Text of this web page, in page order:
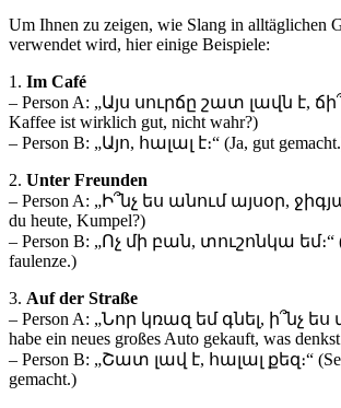
Um Ihnen zu zeigen, wie Slang in alltäglichen
verwendet wird, hier einige Beispiele:
1. Im Café
– Person A: „Այս սուրճը շատ լավն է,
Kaffee ist wirklich gut, nicht wahr?)
– Person B: „Այո, հալալ է։“ (Ja, gut
2. Unter Freunden
– Person A: „Ի՞նչ ես անում այսօր,
du heute, Kumpel?)
– Person B: „Ոչ մի բան, տուշոնկա եմ։“
faulenze.)
3. Auf der Straße
– Person A: „Նոր կռազ եմ գնել, ի՞նչ
habe ein neues großes Auto gekauft, was
– Person B: „Շատ լավ է, հալալ քեզ։“
gemacht.)